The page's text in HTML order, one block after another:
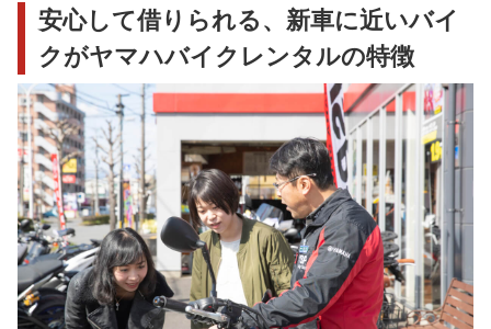
安心して借りられる、新車に近いバイ
クがヤマハバイクレンタルの特徴